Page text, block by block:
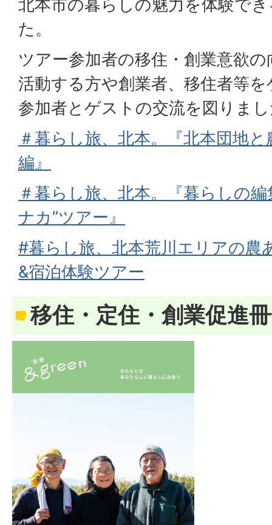
北本市の暮らしの魅力を体験で
た。
ツアー参加者の移住・創業意欲
活動する方や創業者、移住者等
参加者とゲストの交流を図りま
＃暮らし旅、北本。『北本団地
編』
＃暮らし旅、北本。『暮らしの
ナカ”ツアー』
#暮らし旅、北本荒川エリアの農
&宿泊体験ツアー
移住・定住・創業促進